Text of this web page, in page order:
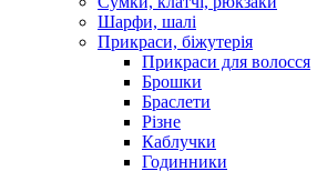
Шарфи, шалі
Прикраси, біжутерія
Прикраси для волосся
Брошки
Браслети
Різне
Каблучки
Годинники